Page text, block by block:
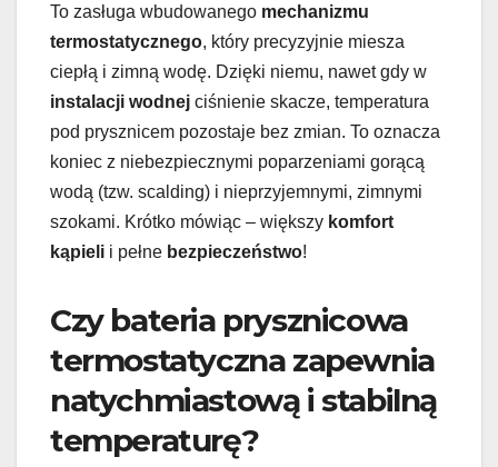
To zasługa wbudowanego mechanizmu
termostatycznego, który precyzyjnie miesza
ciepłą i zimną wodę. Dzięki niemu, nawet gdy w
instalacji wodnej ciśnienie skacze, temperatura
pod prysznicem pozostaje bez zmian. To oznacza
koniec z niebezpiecznymi poparzeniami gorącą
wodą (tzw. scalding) i nieprzyjemnymi, zimnymi
szokami. Krótko mówiąc – większy komfort
kąpieli i pełne bezpieczeństwo!
Czy bateria prysznicowa
termostatyczna zapewnia
natychmiastową i stabilną
temperaturę?